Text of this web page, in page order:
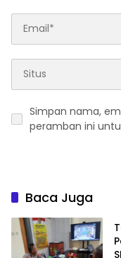
Simpan nama,
peramban ini
Baca Juga